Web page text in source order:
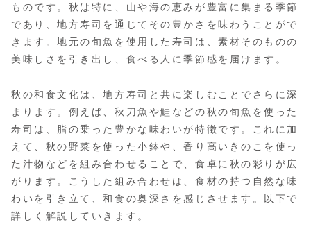
ものです。秋は特に、山や海の恵みが豊富に集まる季節
であり、地方寿司を通じてその豊かさを味わうことがで
きます。地元の旬魚を使用した寿司は、素材そのものの
美味しさを引き出し、食べる人に季節感を届けます。
秋の和食文化は、地方寿司と共に楽しむことでさらに深
まります。例えば、秋刀魚や鮭などの秋の旬魚を使った
寿司は、脂の乗った豊かな味わいが特徴です。これに加
えて、秋の野菜を使った小鉢や、香り高いきのこを使っ
た汁物などを組み合わせることで、食卓に秋の彩りが広
がります。こうした組み合わせは、食材の持つ自然な味
わいを引き立て、和食の奥深さを感じさせます。以下で
詳しく解説していきます。